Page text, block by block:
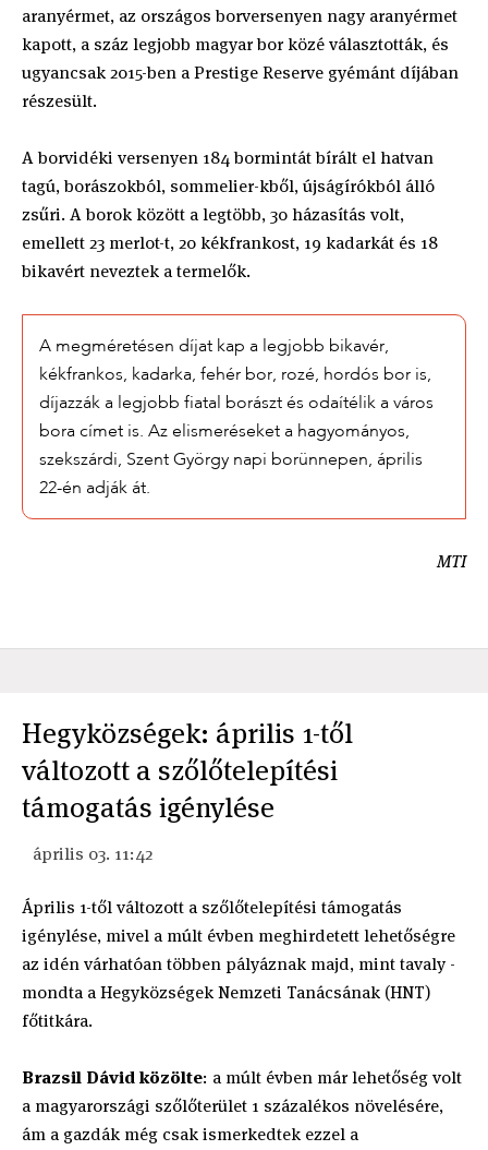
aranyérmet, az országos borversenyen nagy aranyérmet
kapott, a száz legjobb magyar bor közé választották, és
ugyancsak 2015-ben a Prestige Reserve gyémánt díjában
részesült.
A borvidéki versenyen 184 bormintát bírált el hatvan
tagú, borászokból, sommelier-kből, újságírókból álló
zsűri. A borok között a legtöbb, 30 házasítás volt,
emellett 23 merlot-t, 20 kékfrankost, 19 kadarkát és 18
bikavért neveztek a termelők.
A megméretésen díjat kap a legjobb bikavér,
kékfrankos, kadarka, fehér bor, rozé, hordós bor is,
díjazzák a legjobb fiatal borászt és odaítélik a város
bora címet is. Az elismeréseket a hagyományos,
szekszárdi, Szent György napi borünnepen, április
22-én adják át.
MTI
Hegyközségek: április 1-től
változott a szőlőtelepítési
támogatás igénylése
április 03. 11:42
Április 1-től változott a szőlőtelepítési támogatás
igénylése, mivel a múlt évben meghirdetett lehetőségre
az idén várhatóan többen pályáznak majd, mint tavaly -
mondta a Hegyközségek Nemzeti Tanácsának (HNT)
főtitkára.
Brazsil Dávid közölte: a múlt évben már lehetőség volt
a magyarországi szőlőterület 1 százalékos növelésére,
ám a gazdák még csak ismerkedtek ezzel a